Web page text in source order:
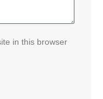
in this browser